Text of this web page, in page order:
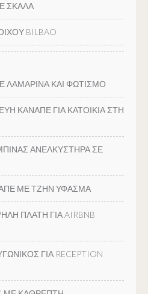
ΣΚΑΛΑ
BILBAO
ΛΑΜΑΡΙΝΑ ΚΑΙ ΦΩΤΙΣΜΟ
ΚΑΝΑΠΕ ΓΙΑ ΚΑΤΟΙΚΙΑ ΣΤΗ
ΑΝΕΛΚΥΣΤΗΡΑ ΣΕ
ΜΕ ΤΖΗΝ ΥΦΑΣΜΑ
ΠΛΑΤΗ ΓΙΑ AIRBNB
ΓΙΑ RECEPTION